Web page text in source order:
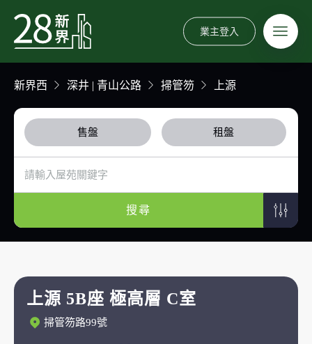
業主登入
新界西 深井 | 青山公路 掃管笏 上源
售盤 租盤
搜尋
上源 5B座 極高層 C室
掃管笏路99號